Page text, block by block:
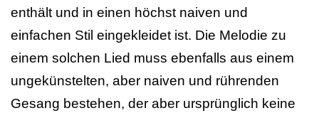
enthält und in einen höchst naiven und
einfachen Stil eingekleidet ist. Die Melodie zu
einem solchen Lied muss ebenfalls aus einem
ungekünstelten, aber naiven und rührenden
Gesang bestehen, der aber ursprünglich keine